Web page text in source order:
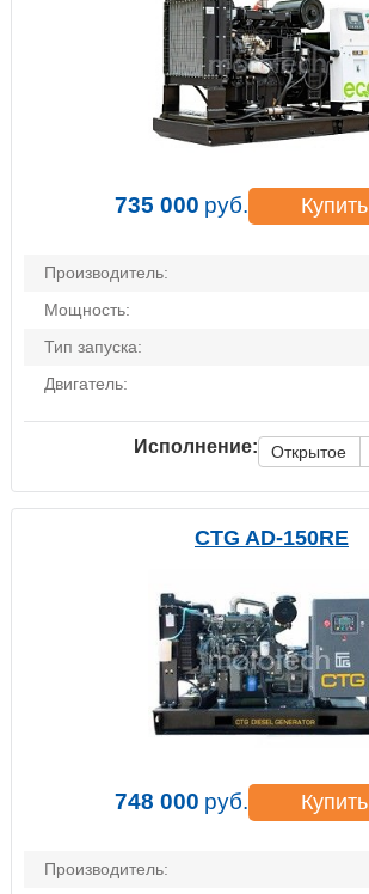
735 000 руб. Купить
Производитель:
Мощность:
Тип запуска:
Двигатель:
Исполнение: Открытое
CTG AD-150RE
748 000 руб. Купить
Производитель: